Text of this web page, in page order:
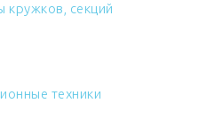
кружков, секций
техники